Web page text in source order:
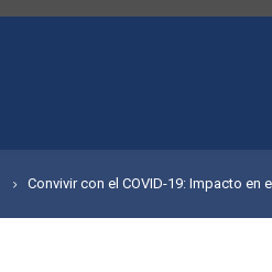
Convivir con el COVID-19: Impacto en